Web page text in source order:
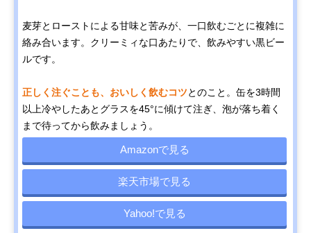
麦芽とローストによる甘味と苦みが、一口飲むごとに複雑に
絡み合います。クリーミィな口あたりで、飲みやすい黒ビー
ルです。
正しく注ぐことも、おいしく飲むコツとのこと。缶を3時間
以上冷やしたあとグラスを45°に傾けて注ぎ、泡が落ち着く
まで待ってから飲みましょう。
Amazonで見る
楽天市場で見る
Yahoo!で見る